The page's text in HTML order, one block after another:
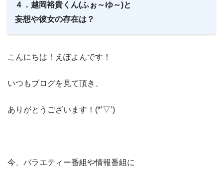
４．越岡裕貴くん(ふぉ～ゆ～)と
妄想や彼女の存在は？
こんにちは！えぽよんです！
いつもブログを見て頂き、
ありがとうございます！(*’▽’)
今、バラエティー番組や情報番組に